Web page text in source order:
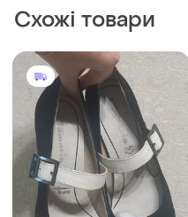
Схожі товари